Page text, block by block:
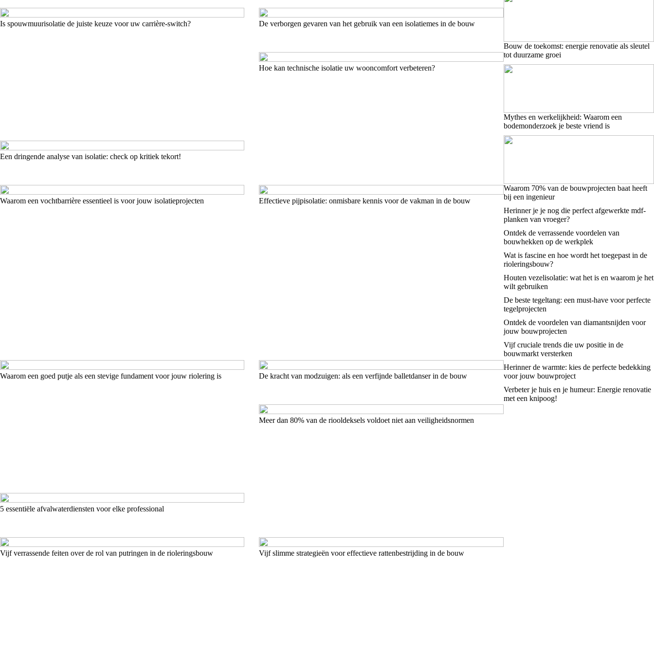
Is spouwmuurisolatie de juiste keuze voor uw carrière-switch?
Een dringende analyse van isolatie: check op kritiek tekort!
De verborgen gevaren van het gebruik van een isolatiemes in de bouw
Hoe kan technische isolatie uw wooncomfort verbeteren?
Waarom een vochtbarrière essentieel is voor jouw isolatieprojecten Effectieve pijpisolatie: onmisbare kennis voor de vakman in de bouw
Waarom een goed putje als een stevige fundament voor jouw riolering is
5 essentiële afvalwaterdiensten voor elke professional
De kracht van modzuigen: als een verfijnde balletdanser in de bouw
Meer dan 80% van de riooldeksels voldoet niet aan veiligheidsnormen
Vijf verrassende feiten over de rol van putringen in de rioleringsbouw Vijf slimme strategieën voor effectieve rattenbestrijding in de bouw
Bouw de toekomst: energie renovatie als sleutel
tot duurzame groei
Mythes en werkelijkheid: Waarom een
bodemonderzoek je beste vriend is
Waarom 70% van de bouwprojecten baat heeft
bij een ingenieur
Herinner je je nog die perfect afgewerkte mdf-
planken van vroeger?
Ontdek de verrassende voordelen van
bouwhekken op de werkplek
Wat is fascine en hoe wordt het toegepast in de
rioleringsbouw?
Houten vezelisolatie: wat het is en waarom je het
wilt gebruiken
De beste tegeltang: een must-have voor perfecte
tegelprojecten
Ontdek de voordelen van diamantsnijden voor
jouw bouwprojecten
Vijf cruciale trends die uw positie in de
bouwmarkt versterken
Herinner de warmte: kies de perfecte bedekking
voor jouw bouwproject
Verbeter je huis en je humeur: Energie renovatie
met een knipoog!